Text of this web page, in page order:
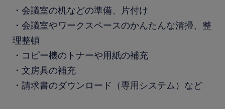
・会議室の机などの準備、片付け
・会議室やワークスペースのかんたんな清掃、整
理整頓
・コピー機のトナーや用紙の補充
・文房具の補充
・請求書のダウンロード（専用システム）など